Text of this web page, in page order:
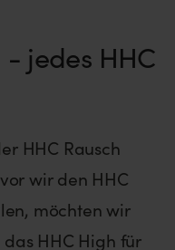
jedes HHC
HHC Rausch
wir den HHC
möchten wir
HHC High für